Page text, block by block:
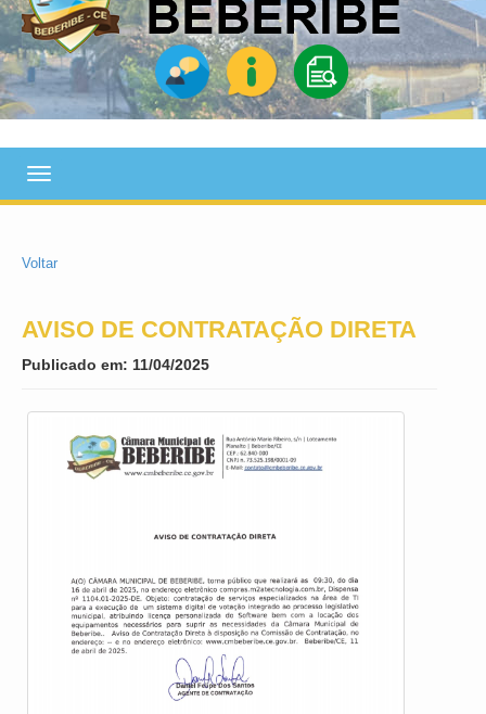
Toggle
navigation
Voltar
AVISO DE CONTRATAÇÃO DIRETA
Publicado em: 11/04/2025